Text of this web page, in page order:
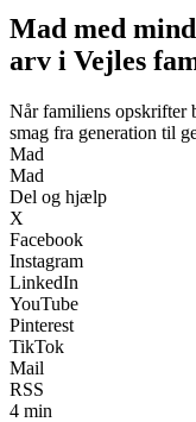
Mad med
arv i Vejles
Når familiens opskrifter
smag fra generation til
Mad
Mad
Del og hjælp
X
Facebook
Instagram
LinkedIn
YouTube
Pinterest
TikTok
Mail
RSS
4 min